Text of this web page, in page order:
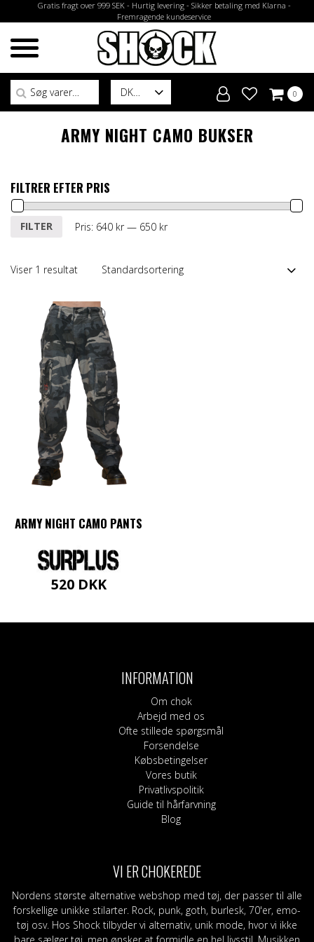
Gratis fragt over 999 SEK - Hurtig levering - Sikker betaling med Klarna -
Fremragende kundeservice
DK
Søg efter:
0
ARMY NIGHT CAMO BUKSER
FILTRER EFTER PRIS
Mindste
Højeste
FILTER Pris: 640 kr— 650 kr
Viser 1 resultat
ARMY NIGHT CAMO PANTS
520 DKK
Mulighederne
varesiden
INFORMATION
Om chok
Arbejd med os
Ofte stillede spørgsmål
Forsendelse
Købsbetingelser
Vores butik
Privatlivspolitik
Guide til hårfarvning
Blog
VI ER CHOKEREDE
Nordens største alternative webshop med tøj, der passer til alle
forskellige unikke stilarter. Rock, punk, goth, burlesk, 70'er, emo-
tøj osv. Hos Shock tilbyder vi alternativ, unik mode, hvor vi ikke